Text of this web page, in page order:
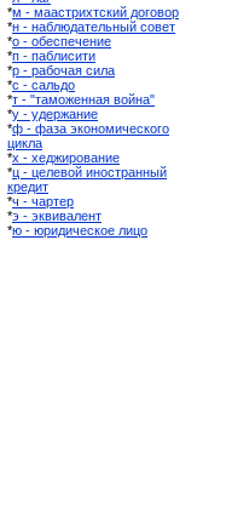
*м - маастрихтский договор
*н - наблюдательный совет
*о - обеспечение
*п - паблисити
*р - рабочая сила
*с - сальдо
*т - "таможенная война"
*у - удержание
*ф - фаза экономического
цикла
*х - хеджирование
*ц - целевой иностранный
кредит
*ч - чартер
*э - эквивалент
*ю - юридическое лицо